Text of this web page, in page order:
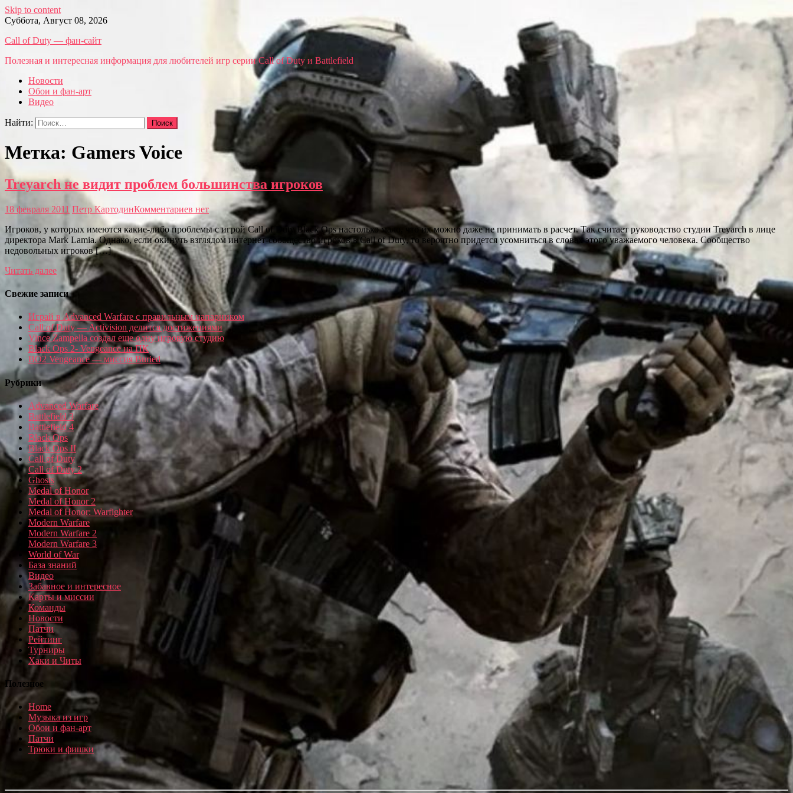
Skip to content
Суббота, Август 08, 2026
Call of Duty — фан-сайт
Полезная и интересная информация для любителей игр серии Call of Duty и Battlefield
Новости
Обои и фан-арт
Видео
Найти:
Метка: Gamers Voice
Treyarch не видит проблем большинства игроков
18 февраля 2011 Петр КартодинКомментариев нет
Игроков, у которых имеются какие-либо проблемы с игрой Call of Duty Black Ops настолько мало, что их можно даже не принимать в расчет. Так считает руководство студии Treyarch в лице
директора Mark Lamia. Однако, если окинуть взглядом интернет-сообщество игроков в Call of Duty, то вероятно придется усомниться в словах этого уважаемого человека. Сообщество
недовольных игроков […]
Читать далее
Свежие записи
Играй в Advanced Warfare с правильным напарником
Call of Duty — Activision делится достижениями
Vince Zampella создал еще одну игровую студию
Black Ops 2- Vengeance на ПК
BO2 Vengeance — миссия Buried
Рубрики
Advanced Warfare
Battlefield 3
Battlefield 4
Black Ops
Black Ops II
Call of Duty
Call of Duty 2
Ghosts
Medal of Honor
Medal of Honor 2
Medal of Honor: Warfighter
Modern Warfare
Modern Warfare 2
Modern Warfare 3
World of War
База знаний
Видео
Забавное и интересное
Карты и миссии
Команды
Новости
Патчи
Рейтинг
Турниры
Хаки и Читы
Полезное
Home
Музыка из игр
Обои и фан-арт
Патчи
Трюки и фишки